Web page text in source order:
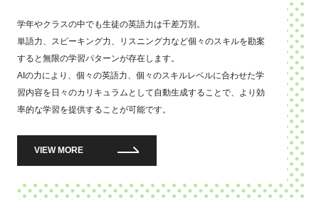
学年やクラスの中でも生徒の英語力は千差万別。
単語力、スピーキング力、リスニング力など個々のスキルを勘案
すると無限の学習パターンが存在します。
AIの力により、個々の英語力、個々のスキルレベルに合わせた学
習内容を日々のカリキュラムとして自動生成することで、より効
率的な学習を提供することが可能です。
VIEW MORE